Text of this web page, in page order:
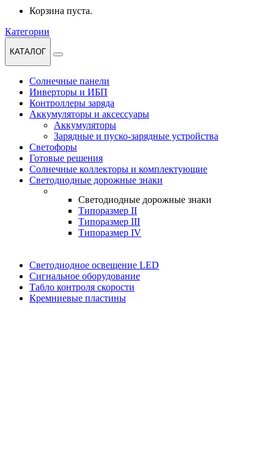
Корзина пуста.
Категории
КАТАЛОГ
Солнечные панели
Инверторы и ИБП
Контроллеры заряда
Аккумуляторы и аксессуары
Аккумуляторы
Зарядные и пуско-зарядные устройства
Светофоры
Готовые решения
Солнечные коллекторы и комплектующие
Светодиодные дорожные знаки
Светодиодные дорожные знаки
Типоразмер II
Типоразмер III
Типоразмер IV
Светодиодное освещение LED
Сигнальное оборудование
Табло контроля скорости
Кремниевые пластины